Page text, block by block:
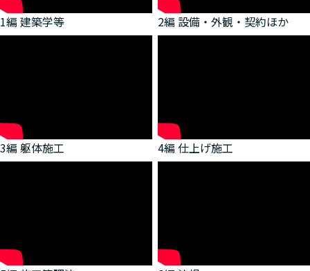
1編 建築学等 2編 設備・外観・契約ほか
3編 躯体施工 4編 仕上げ施工